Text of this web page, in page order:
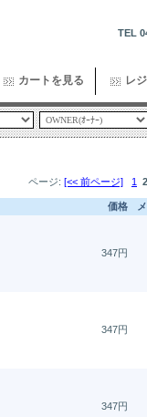
TEL
カートを見る レ
ページ: [<< 前ページ] 1 2
価格
347円
347円
347円